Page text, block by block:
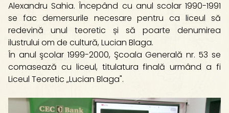
Alexandru Sahia. Începând cu anul scolar 1990-1991
se fac demersurile necesare pentru ca liceul să
redevină unul teoretic și să poarte denumirea
ilustrului om de cultură, Lucian Blaga.
În anul şcolar 1999-2000, Şcoala Generală nr. 53 se
comasează cu liceul, titulatura finală urmând a fi
Liceul Teoretic „Lucian Blaga".